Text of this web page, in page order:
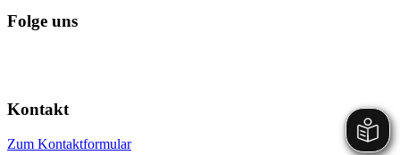
Folge uns
Kontakt
Zum Kontaktformular